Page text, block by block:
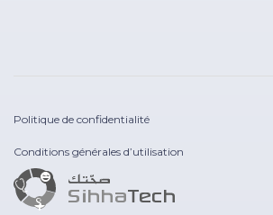
Politique de confidentialité
Conditions générales d’utilisation